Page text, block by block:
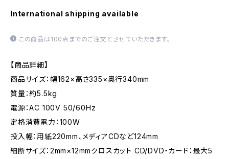
International shipping available
この商品は100点までのご注文とさせていただきます。
【商品詳細】
商品サイズ：幅162×高さ335×奥行340mm
質量：約5.5kg
電源：AC 100V 50/60Hz
定格消費電力：100W
投入幅：用紙220mm、メディアCDなど124mm
細断サイズ：2mm×12mmクロスカット CD/DVD・カード：最大5